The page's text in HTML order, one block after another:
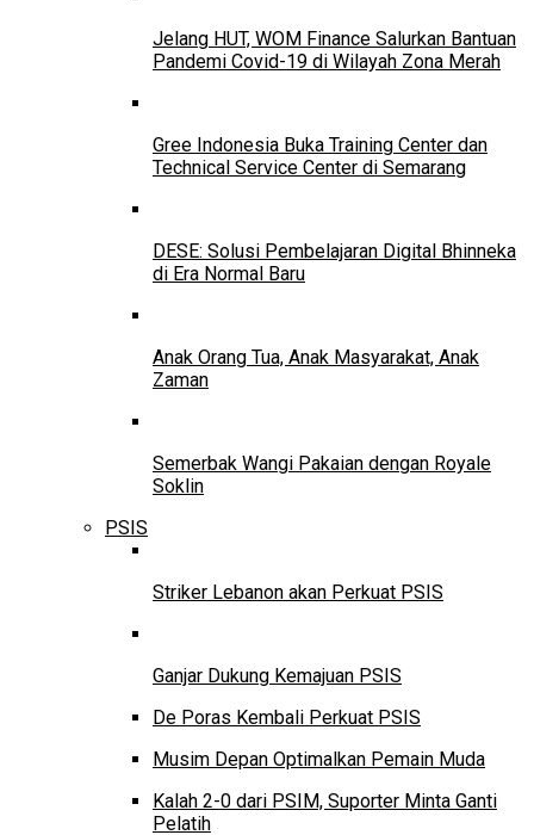
Jelang HUT, WOM Finance Salurkan Bantuan
Pandemi Covid-19 di Wilayah Zona Merah
Gree Indonesia Buka Training Center dan
Technical Service Center di Semarang
DESE: Solusi Pembelajaran Digital Bhinneka
di Era Normal Baru
Anak Orang Tua, Anak Masyarakat, Anak
Zaman
Semerbak Wangi Pakaian dengan Royale
Soklin
PSIS
Striker Lebanon akan Perkuat PSIS
Ganjar Dukung Kemajuan PSIS
De Poras Kembali Perkuat PSIS
Musim Depan Optimalkan Pemain Muda
Kalah 2-0 dari PSIM, Suporter Minta Ganti
Pelatih